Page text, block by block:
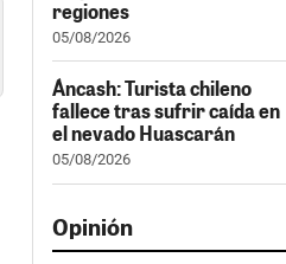
regiones
05/08/2026
Áncash: Turista chileno
fallece tras sufrir caída en
el nevado Huascarán
05/08/2026
Opinión